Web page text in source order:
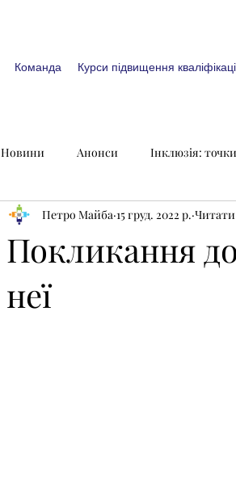
Команда Курси підвищення
Новини Анонси Інклюзія:
Покликання
неї
Петро Майба 15 груд. 2022 р. Читати